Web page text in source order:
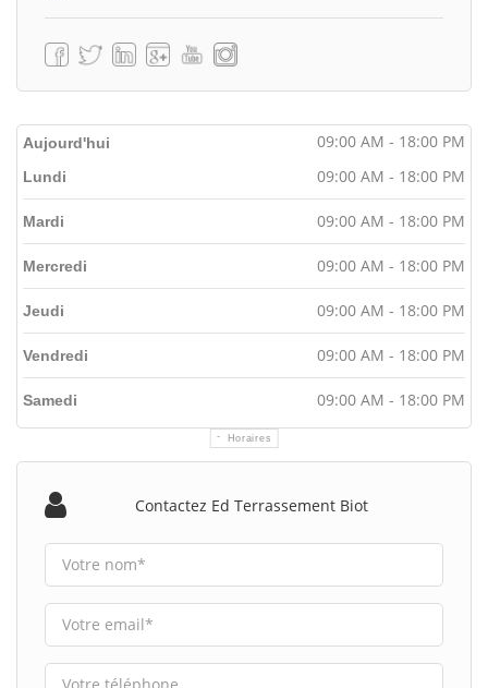
Aujourd'hui 09:00 AM - 18:00 PM
Horaires
Lundi 09:00 AM - 18:00 PM
Mardi 09:00 AM - 18:00 PM
Mercredi 09:00 AM - 18:00 PM
Jeudi 09:00 AM - 18:00 PM
Vendredi 09:00 AM - 18:00 PM
Samedi 09:00 AM - 18:00 PM
Contactez Ed Terrassement Biot